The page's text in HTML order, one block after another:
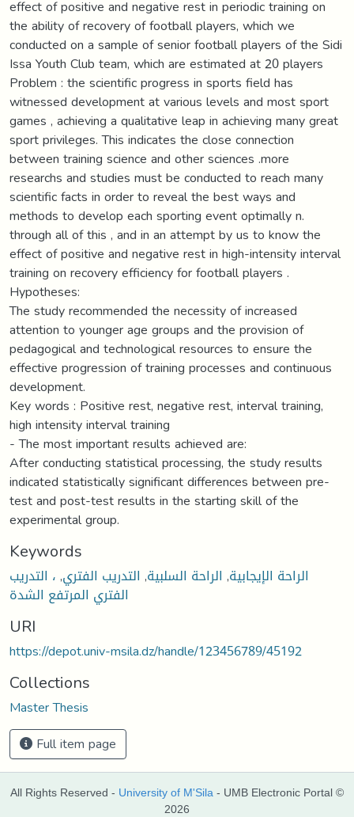
effect of positive and negative rest in periodic training on
the ability of recovery of football players, which we
conducted on a sample of senior football players of the Sidi
Issa Youth Club team, which are estimated at 20 players
Problem : the scientific progress in sports field has
witnessed development at various levels and most sport
games , achieving a qualitative leap in achieving many great
sport privileges. This indicates the close connection
between training science and other sciences .more
researchs and studies must be conducted to reach many
scientific facts in order to reveal the best ways and
methods to develop each sporting event optimally n.
through all of this , and in an attempt by us to know the
effect of positive and negative rest in high-intensity interval
training on recovery efficiency for football players .
Hypotheses:
The study recommended the necessity of increased
attention to younger age groups and the provision of
pedagogical and technological resources to ensure the
effective progression of training processes and continuous
development.
Key words : Positive rest, negative rest, interval training,
high intensity interval training
- The most important results achieved are:
After conducting statistical processing, the study results
indicated statistically significant differences between pre-
test and post-test results in the starting skill of the
experimental group.
Keywords
الراحة الإيجابية, الراحة السلبية, التدريب الفتري,، التدريب
الفتري المرتفع الشدة
URI
https://depot.univ-msila.dz/handle/123456789/45192
Collections
Master Thesis
Full item page
All Rights Reserved - University of M'Sila - UMB Electronic Portal ©
2026